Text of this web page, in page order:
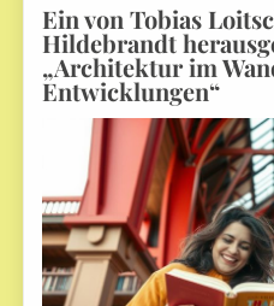
Ein von Tobias
Hildebrandt
„Architektur im
Entwicklungen“